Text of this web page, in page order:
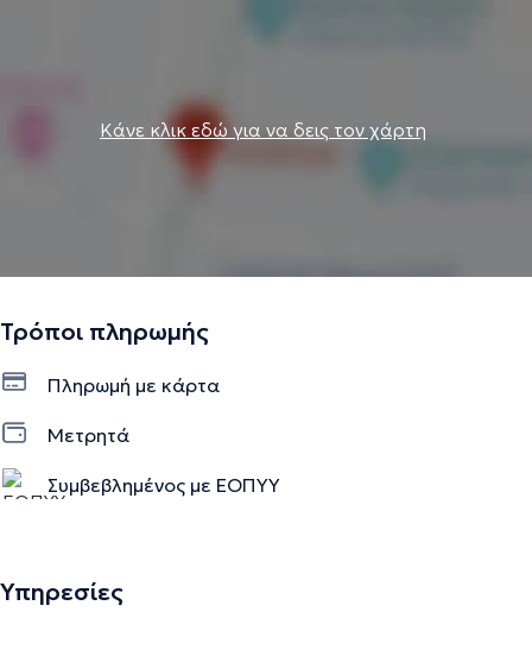
Κάνε κλικ εδώ για να δεις τον χάρτη
Τρόποι πληρωμής
Πληρωμή με κάρτα
Μετρητά
Συμβεβλημένος με ΕΟΠΥΥ
Υπηρεσίες